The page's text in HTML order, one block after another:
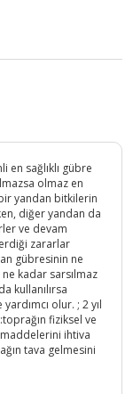
en sağlıklı gübre
olmaz en
yandan bitkilerin
diğer yandan da
ve devam
zararlar
gübresinin ne
kadar sarsılmaz
kullanılırsa
olur. ; 2 yıl
fiziksel ve
ihtiva
tava gelmesini